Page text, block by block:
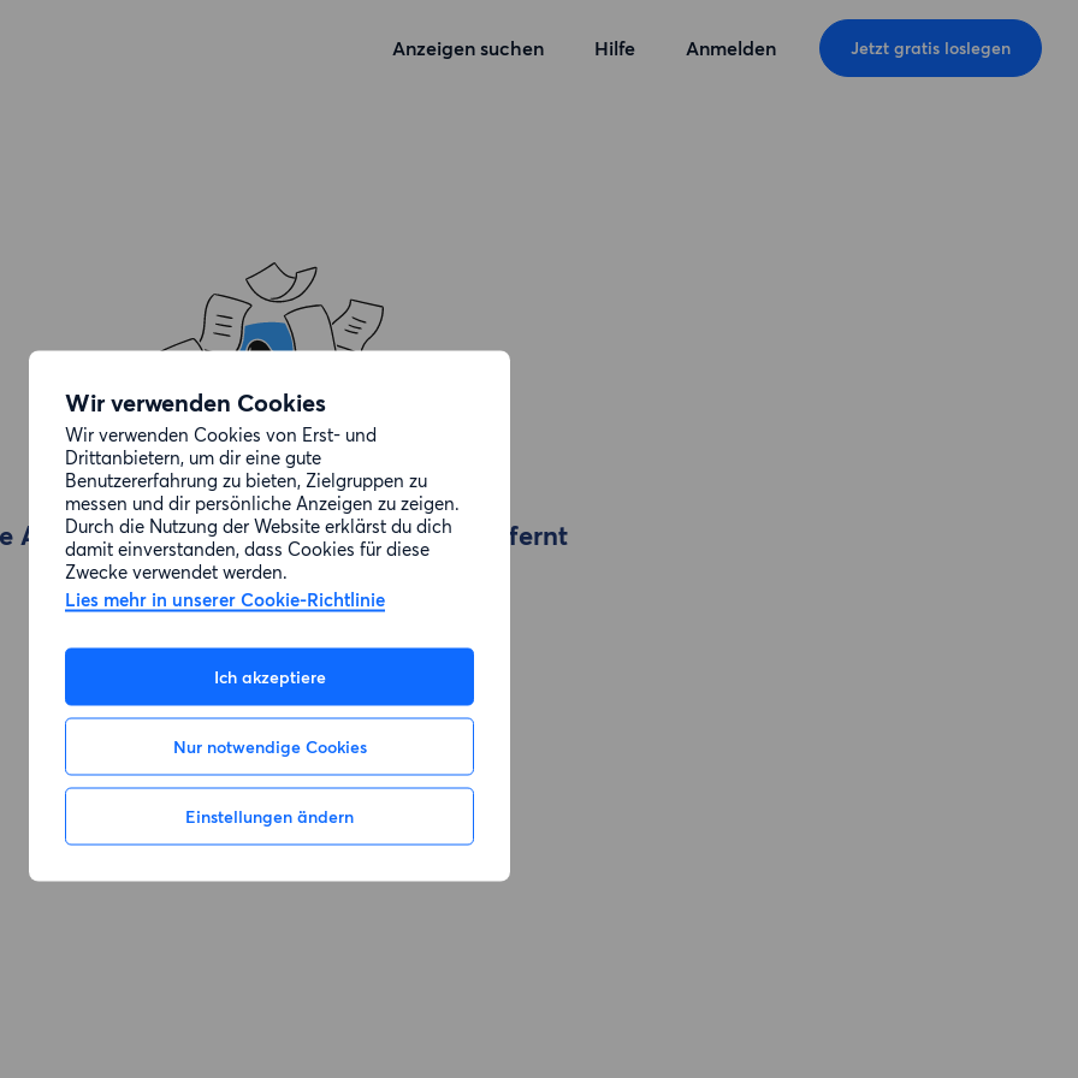
Wir verwenden Cookies
Wir verwenden Cookies von Erst- und
Drittanbietern, um dir eine gute
Benutzererfahrung zu bieten, Zielgruppen zu
messen und dir persönliche Anzeigen zu zeigen.
Durch die Nutzung der Website erklärst du dich
damit einverstanden, dass Cookies für diese
Zwecke verwendet werden.
Lies mehr in unserer Cookie-Richtlinie
Ich akzeptiere
Nur notwendige Cookies
Einstellungen ändern
Anzeigen suchen Hilfe Anmelden Jetzt gratis loslegen
Anzeige, die du gesucht hast, wurde entfernt